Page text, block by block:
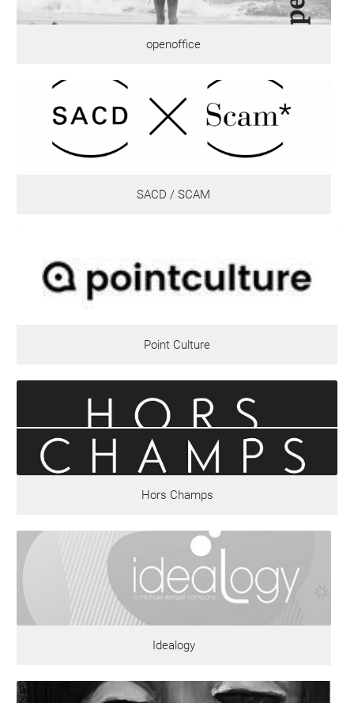
openoffice
SACD / SCAM
Point Culture
Hors Champs
Idealogy